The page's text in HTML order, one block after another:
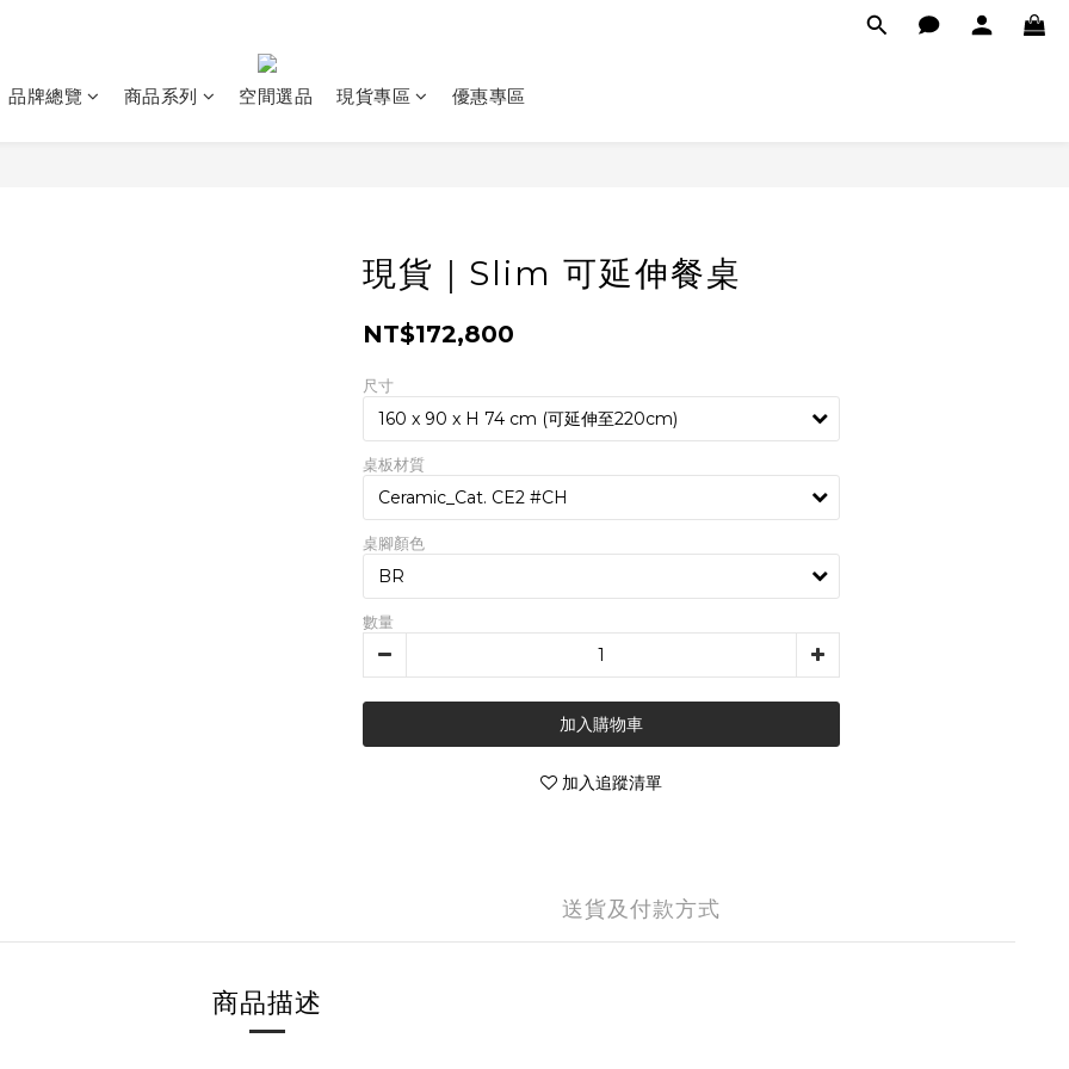
品牌總覽 商品系列 空間選品 現貨專區 優惠專區
現貨｜Slim 可延伸餐桌
NT$172,800
尺寸
桌板材質
桌腳顏色
數量
加入購物車
加入追蹤清單
送貨及付款方式
商品描述